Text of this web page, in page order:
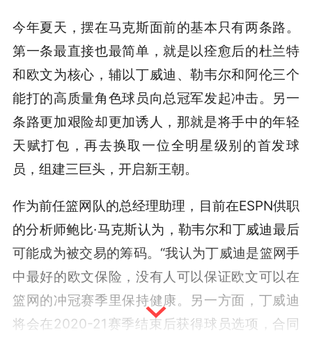
今年夏天，摆在马克斯面前的基本只有两条路。
第一条最直接也最简单，就是以痊愈后的杜兰特
和欧文为核心，辅以丁威迪、勒韦尔和阿伦三个
能打的高质量角色球员向总冠军发起冲击。另一
条路更加艰险却更加诱人，那就是将手中的年轻
天赋打包，再去换取一位全明星级别的首发球
员，组建三巨头，开启新王朝。
作为前任篮网队的总经理助理，目前在ESPN供职
的分析师鲍比·马克斯认为，勒韦尔和丁威迪最后
可能成为被交易的筹码。“我认为丁威迪是篮网手
中最好的欧文保险，没有人可以保证欧文可以在
篮网的冲冠赛季里保持健康。另一方面，丁威迪
将会在2020-21赛季结束后获得球员选项，合同